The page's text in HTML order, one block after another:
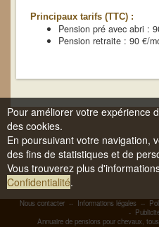
Principaux tarifs (TTC) :
Pension pré avec abri :
Pension retraite : 90 €/
Nous contacter -- Informations légales --
-
Annuaire de pensions pour chevaux,
Pour améliorer votre expérience
des cookies.
En poursuivant votre navigation,
des fins de statistiques et de
Vous trouverez plus
Confidentialité.